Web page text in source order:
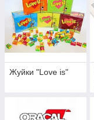
Жуйки "Love is"